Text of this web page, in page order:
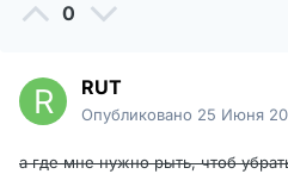
0
RUT
Опубликовано 25 Июня
а где мне нужно рыть, чтоб